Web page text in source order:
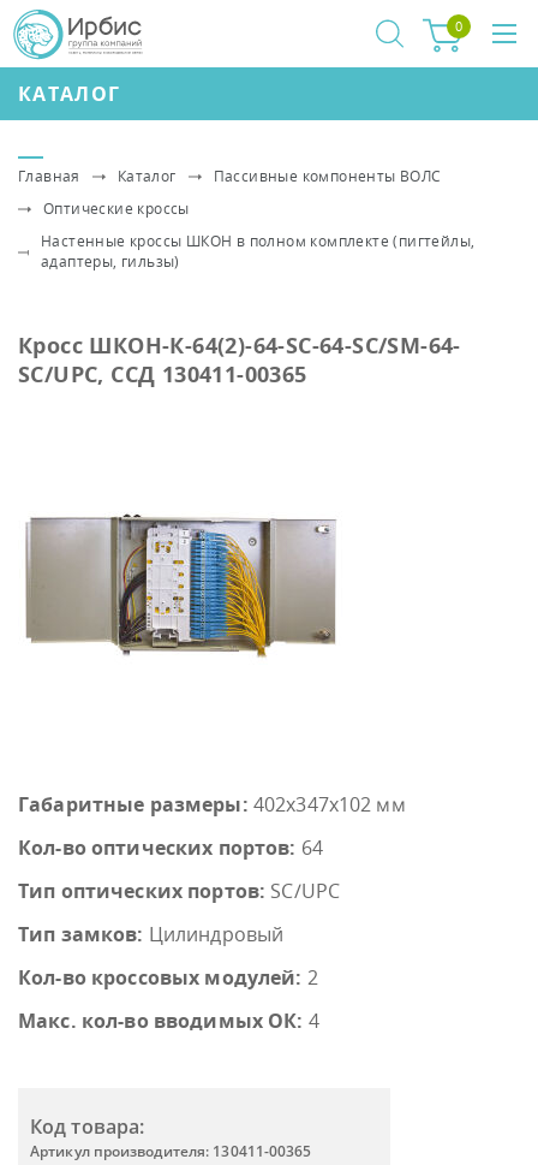
КАТАЛОГ
0
Главная Каталог
Пассивные компоненты ВОЛС
Оптические кроссы
Настенные кроссы ШКОН в полном комплекте (пигтейлы,
адаптеры, гильзы)
Кросс ШКОН-К-64(2)-64-SC-64-SC/SM-64-
SC/UPC, ССД 130411-00365
Габаритные размеры: 402х347х102 мм
Кол-во оптических портов: 64
Тип оптических портов: SC/UPC
Тип замков: Цилиндровый
Кол-во кроссовых модулей: 2
Макс. кол-во вводимых ОК: 4
Код товара:
Артикул производителя: 130411-00365